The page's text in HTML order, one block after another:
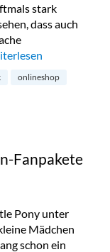
stark
dass auch
Fabriek:
onlineshop
Fanpakete
Pony unter
Mädchen
schon ein